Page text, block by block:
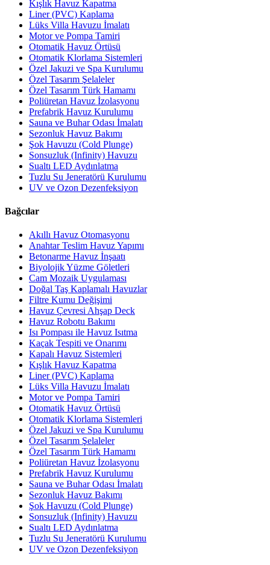
Kışlık Havuz Kapatma
Liner (PVC) Kaplama
Lüks Villa Havuzu İmalatı
Motor ve Pompa Tamiri
Otomatik Havuz Örtüsü
Otomatik Klorlama Sistemleri
Özel Jakuzi ve Spa Kurulumu
Özel Tasarım Şelaleler
Özel Tasarım Türk Hamamı
Poliüretan Havuz İzolasyonu
Prefabrik Havuz Kurulumu
Sauna ve Buhar Odası İmalatı
Sezonluk Havuz Bakımı
Şok Havuzu (Cold Plunge)
Sonsuzluk (Infinity) Havuzu
Sualtı LED Aydınlatma
Tuzlu Su Jeneratörü Kurulumu
UV ve Ozon Dezenfeksiyon
Bağcılar
Akıllı Havuz Otomasyonu
Anahtar Teslim Havuz Yapımı
Betonarme Havuz İnşaatı
Biyolojik Yüzme Göletleri
Cam Mozaik Uygulaması
Doğal Taş Kaplamalı Havuzlar
Filtre Kumu Değişimi
Havuz Çevresi Ahşap Deck
Havuz Robotu Bakımı
Isı Pompası ile Havuz Isıtma
Kaçak Tespiti ve Onarımı
Kapalı Havuz Sistemleri
Kışlık Havuz Kapatma
Liner (PVC) Kaplama
Lüks Villa Havuzu İmalatı
Motor ve Pompa Tamiri
Otomatik Havuz Örtüsü
Otomatik Klorlama Sistemleri
Özel Jakuzi ve Spa Kurulumu
Özel Tasarım Şelaleler
Özel Tasarım Türk Hamamı
Poliüretan Havuz İzolasyonu
Prefabrik Havuz Kurulumu
Sauna ve Buhar Odası İmalatı
Sezonluk Havuz Bakımı
Şok Havuzu (Cold Plunge)
Sonsuzluk (Infinity) Havuzu
Sualtı LED Aydınlatma
Tuzlu Su Jeneratörü Kurulumu
UV ve Ozon Dezenfeksiyon